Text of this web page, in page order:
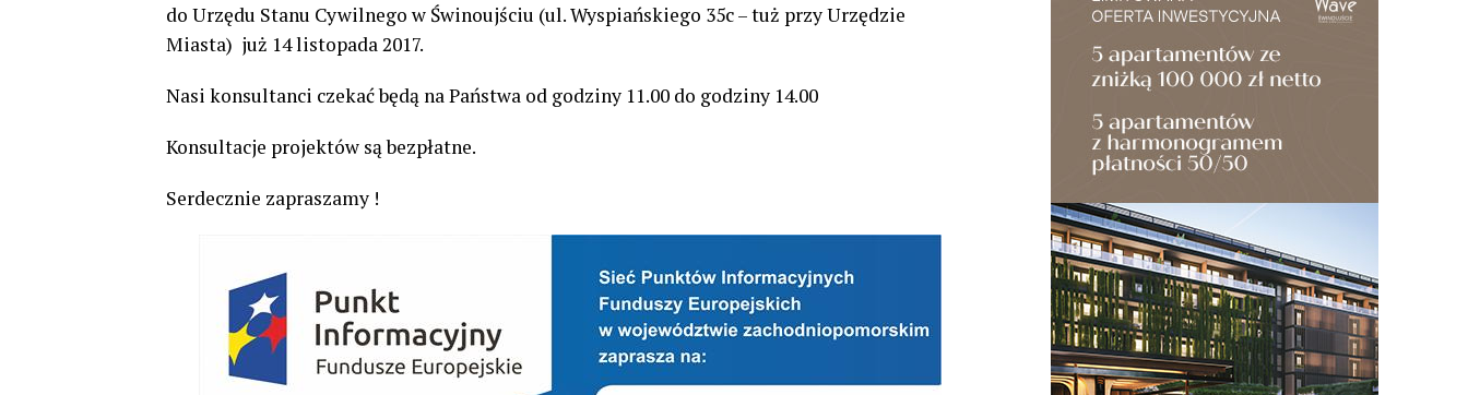
do Urzędu Stanu Cywilnego w Świnoujściu (ul. Wyspiańskiego 35c – tuż przy Urzędzie
Miasta) już 14 listopada 2017.
Nasi konsultanci czekać będą na Państwa od godziny 11.00 do godziny 14.00
Konsultacje projektów są bezpłatne.
Serdecznie zapraszamy !